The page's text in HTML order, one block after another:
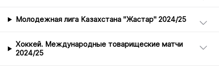
Молодежная лига Казахстана "Жастар" 2024/25
Хоккей. Международные товарищеские матчи
2024/25